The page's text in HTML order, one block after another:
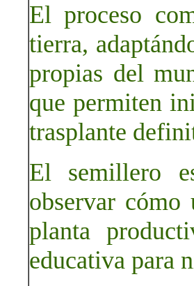
El proceso
tierra,
propias del
que permiten
trasplante
El semillero
observar
planta
educativa para